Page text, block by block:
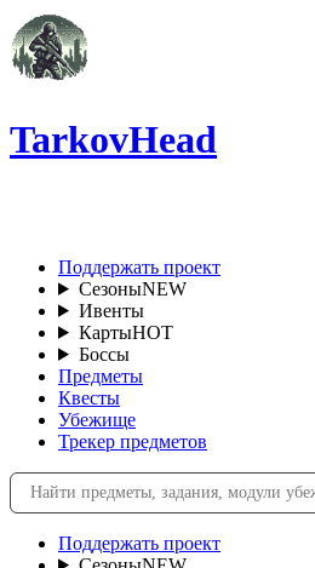
TarkovHead
Поддержать проект
СезоныNEW
Ивенты
КартыHOT
Боссы
Предметы
Квесты
Убежище
Трекер предметов
Поддержать проект